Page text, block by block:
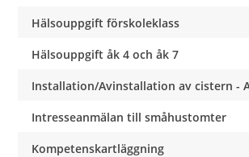
Hälsouppgift förskoleklass
Hälsouppgift åk 4 och åk 7
Installation/Avinstallation av cistern -
Intresseanmälan till småhustomter
Kompetenskartläggning